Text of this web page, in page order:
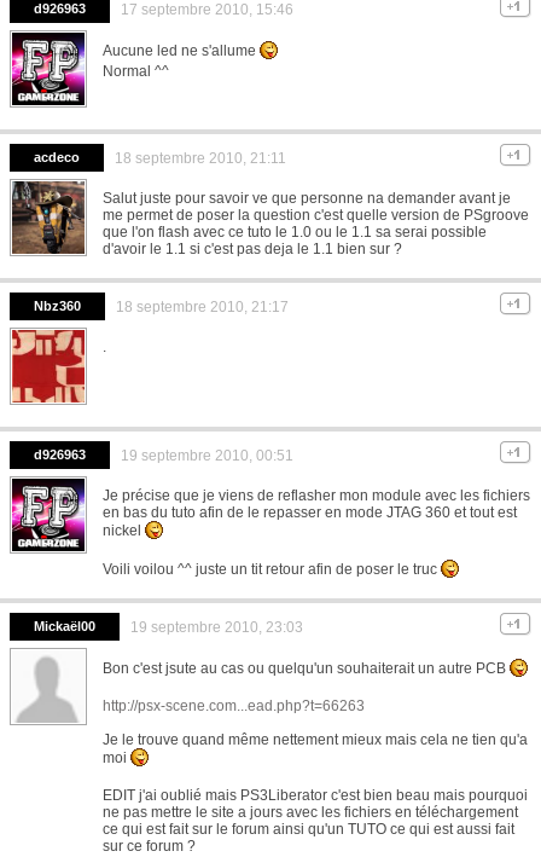
d926963 17 septembre 2010, 15:46
Aucune led ne s'allume
Normal ^^
acdeco 18 septembre 2010, 21:11
Salut juste pour savoir ve que personne na demander avant je
me permet de poser la question c'est quelle version de PSgroove
que l'on flash avec ce tuto le 1.0 ou le 1.1 sa serai possible
d'avoir le 1.1 si c'est pas deja le 1.1 bien sur ?
Nbz360 18 septembre 2010, 21:17
.
d926963 19 septembre 2010, 00:51
Je précise que je viens de reflasher mon module avec les fichiers
en bas du tuto afin de le repasser en mode JTAG 360 et tout est
nickel
Voili voilou ^^ juste un tit retour afin de poser le truc
Mickaël00 19 septembre 2010, 23:03
Bon c'est jsute au cas ou quelqu'un souhaiterait un autre PCB
http://psx-scene.com...ead.php?t=66263
Je le trouve quand même nettement mieux mais cela ne tien qu'a
moi
EDIT j'ai oublié mais PS3Liberator c'est bien beau mais pourquoi
ne pas mettre le site a jours avec les fichiers en téléchargement
ce qui est fait sur le forum ainsi qu'un TUTO ce qui est aussi fait
sur ce forum ?